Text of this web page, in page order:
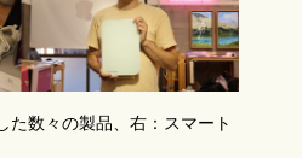
た数々の製品、右：スマート